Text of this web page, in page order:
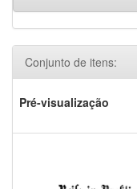
Conjunto de itens:
Pré-visualização